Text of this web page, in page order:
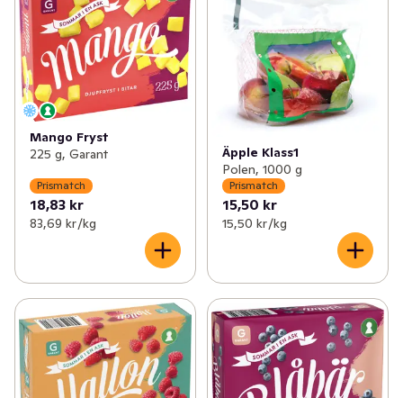
✓ Prismatch: Bröd & Bageri
✓ Prismatch: Dryck (33)
✓ Prismatch: Mejeri, Ost & Juice (107)
✓ Prismatch: Kött & Chark
✓ Prismatch: Barnmat, Blöjor & Barntillbehör
Prismatch: Färdigmat & Mellanmål
✓ Prismatch: Glass, Godis & Snacks (37)
✓ Prismatch: Hälsa & Skönhet (64)
✓ Prismatch: Grönsaker (5)
✓ Prismatch: Frysta Grönsaker, Frukt & Bär (6)
Mango Fryst
225 g, Garant
Prismatch
18,83 kr
83,69 kr /kg
Äpple Klass1
Polen, 1000 g
Prismatch
15,50 kr
15,50 kr /kg